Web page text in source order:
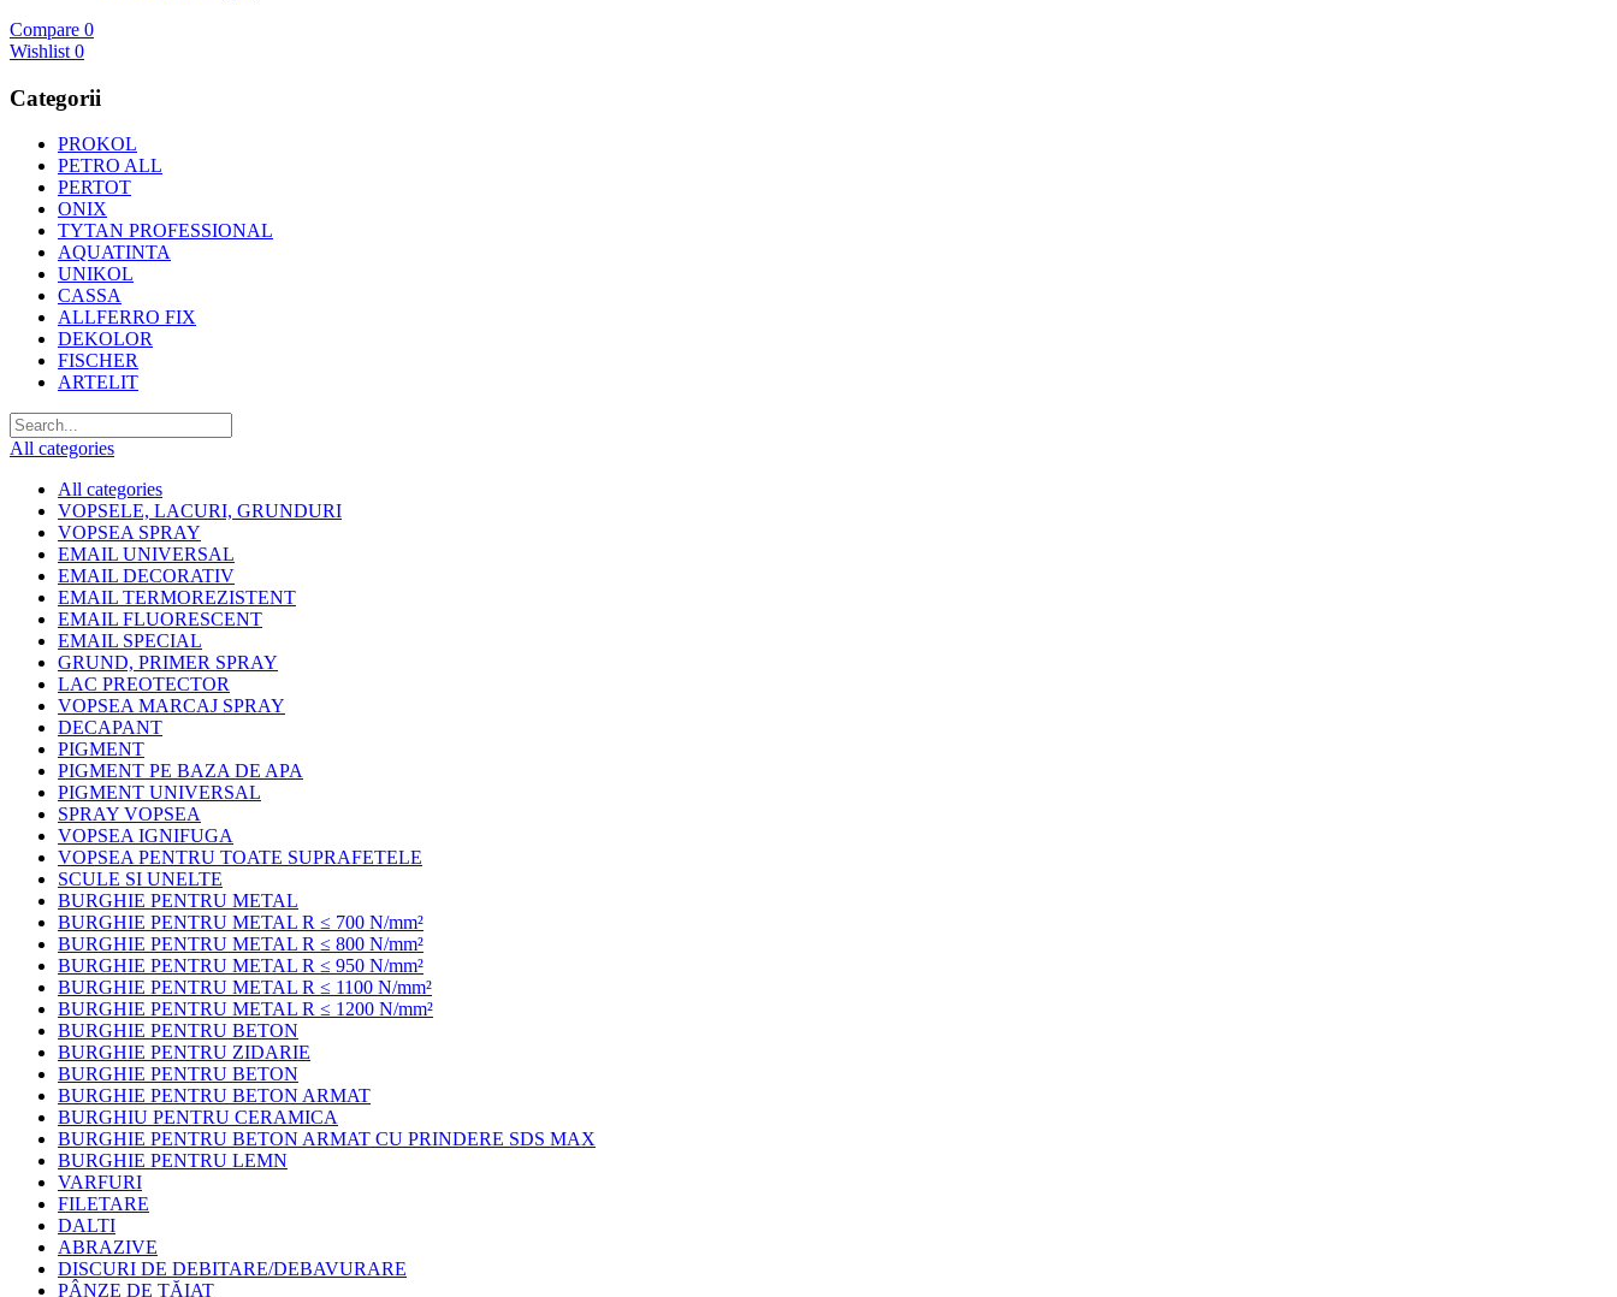
Compare 0
Wishlist 0
Categorii
PROKOL
PETRO ALL
PERTOT
ONIX
TYTAN PROFESSIONAL
AQUATINTA
UNIKOL
CASSA
ALLFERRO FIX
DEKOLOR
FISCHER
ARTELIT
All categories
All categories
VOPSELE, LACURI, GRUNDURI
VOPSEA SPRAY
EMAIL UNIVERSAL
EMAIL DECORATIV
EMAIL TERMOREZISTENT
EMAIL FLUORESCENT
EMAIL SPECIAL
GRUND, PRIMER SPRAY
LAC PREOTECTOR
VOPSEA MARCAJ SPRAY
DECAPANT
PIGMENT
PIGMENT PE BAZA DE APA
PIGMENT UNIVERSAL
SPRAY VOPSEA
VOPSEA IGNIFUGA
VOPSEA PENTRU TOATE SUPRAFETELE
SCULE SI UNELTE
BURGHIE PENTRU METAL
BURGHIE PENTRU METAL R ≤ 700 N/mm²
BURGHIE PENTRU METAL R ≤ 800 N/mm²
BURGHIE PENTRU METAL R ≤ 950 N/mm²
BURGHIE PENTRU METAL R ≤ 1100 N/mm²
BURGHIE PENTRU METAL R ≤ 1200 N/mm²
BURGHIE PENTRU BETON
BURGHIE PENTRU ZIDARIE
BURGHIE PENTRU BETON
BURGHIE PENTRU BETON ARMAT
BURGHIU PENTRU CERAMICA
BURGHIE PENTRU BETON ARMAT CU PRINDERE SDS MAX
BURGHIE PENTRU LEMN
VARFURI
FILETARE
DALTI
ABRAZIVE
DISCURI DE DEBITARE/DEBAVURARE
PÂNZE DE TĂIAT